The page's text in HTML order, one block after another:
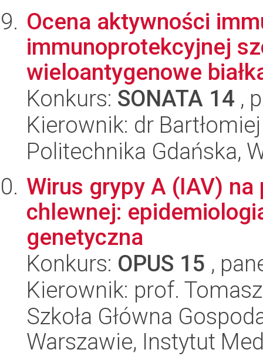
Ocena aktywności
immunoprotekcyjnej
wieloantygenowe
Konkurs: SONATA 14 ,
Kierownik: dr
Politechnika Gdańska,
Wirus grypy A (IAV)
chlewnej:
genetyczna
Konkurs: OPUS 15 ,
Kierownik: prof.
Szkoła Główna
Warszawie, Instytut